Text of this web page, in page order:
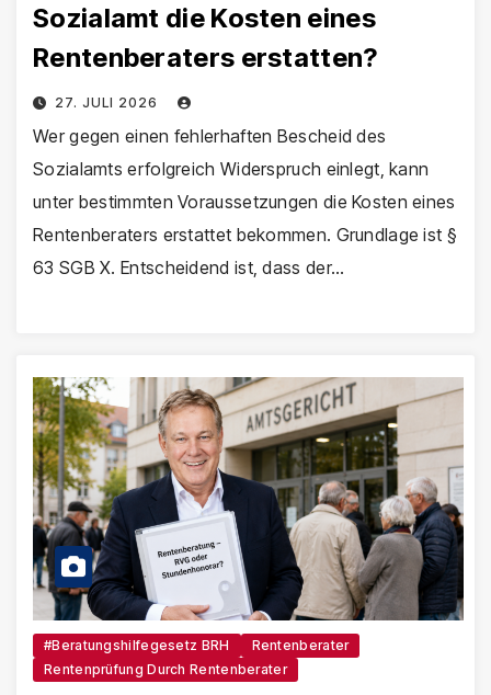
Sozialamt die Kosten eines
Rentenberaters erstatten?
27. JULI 2026
Wer gegen einen fehlerhaften Bescheid des
Sozialamts erfolgreich Widerspruch einlegt, kann
unter bestimmten Voraussetzungen die Kosten eines
Rentenberaters erstattet bekommen. Grundlage ist §
63 SGB X. Entscheidend ist, dass der…
#Beratungshilfegesetz BRH
Rentenberater
Rentenprüfung Durch Rentenberater